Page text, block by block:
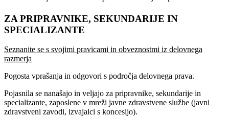
ZA PRIPRAVNIKE, SEKUNDARIJE IN
SPECIALIZANTE
Seznanite se s svojimi pravicami in obveznostmi iz delovnega
razmerja
Pogosta vprašanja in odgovori s področja delovnega prava.
Pojasnila se nanašajo in veljajo za pripravnike, sekundarije in
specializante, zaposlene v mreži javne zdravstvene službe (javni
zdravstveni zavodi, izvajalci s koncesijo).